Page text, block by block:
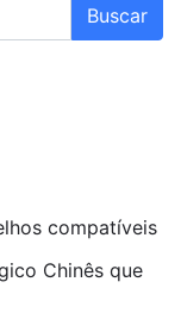
compatíveis
Chinês que